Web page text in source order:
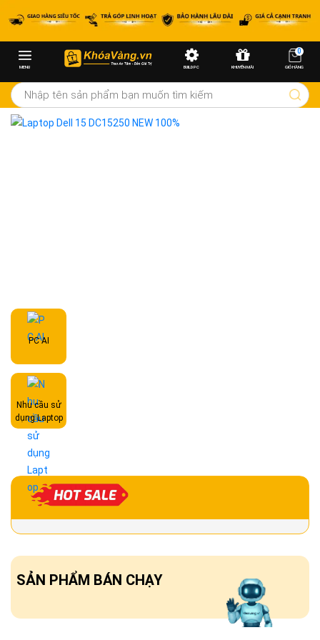
MENU BUILD PC KHUYẾN MÃI
0
GIỎ HÀNG
PC AI
Nhu cầu sử
dụng Laptop
SẢN PHẨM BÁN CHẠY